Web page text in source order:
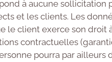
à aucune
et les clients. Les
le client exerce son
contractuelles
pourra par